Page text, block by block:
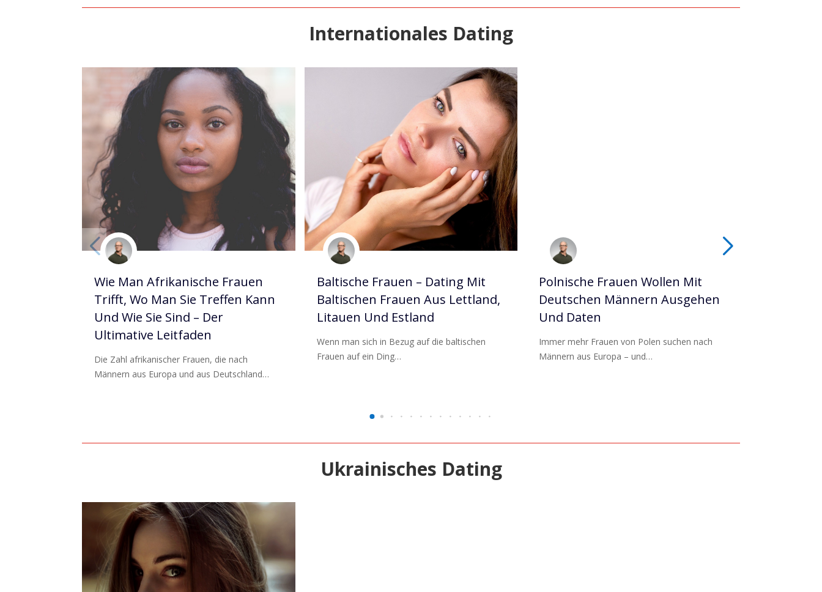
Internationales Dating
Wie Man Afrikanische Frauen
Trifft, Wo Man Sie Treffen Kann
Und Wie Sie Sind – Der
Ultimative Leitfaden
Die Zahl afrikanischer Frauen, die nach
Männern aus Europa und aus Deutschland…
Baltische Frauen – Dating Mit
Baltischen Frauen Aus Lettland,
Litauen Und Estland
Wenn man sich in Bezug auf die baltischen
Frauen auf ein Ding…
Polnische Frauen Wollen Mit
Deutschen Männern Ausgehen
Und Daten
Immer mehr Frauen von Polen suchen nach
Männern aus Europa – und…
Ukrainisches Dating